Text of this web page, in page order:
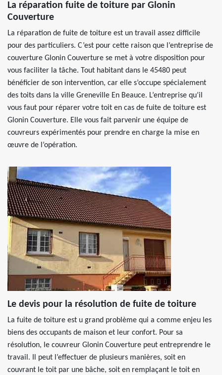
La réparation fuite de toiture par Glonin
Couverture
La réparation de fuite de toiture est un travail assez difficile
pour des particuliers. C’est pour cette raison que l’entreprise de
couverture Glonin Couverture se met à votre disposition pour
vous faciliter la tâche. Tout habitant dans le 45480 peut
bénéficier de son intervention, car elle s’occupe spécialement
des toits dans la ville Greneville En Beauce. L’entreprise qu’il
vous faut pour réparer votre toit en cas de fuite de toiture est
Glonin Couverture. Elle vous fait parvenir une équipe de
couvreurs expérimentés pour prendre en charge la mise en
œuvre de l’opération.
Le devis pour la résolution de fuite de toiture
La fuite de toiture est u grand problème qui a comme enjeu les
biens des occupants de maison et leur confort. Pour sa
résolution, le couvreur Glonin Couverture peut entreprendre le
travail. Il peut l’effectuer de plusieurs manières, soit en
couvrant le toit par une bâche, soit en remplaçant le toit en